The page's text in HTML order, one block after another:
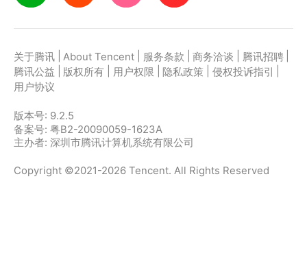
关于腾讯 About Tencent 服务条款 商务洽谈 腾讯招聘
腾讯公益
版权所有 用户权限 隐私政策 侵权投诉指引
用户协议
版本号: 9.2.5
备案号: 粤B2-20090059-1623A
主办者: 深圳市腾讯计算机系统有限公司
Copyright ©2021-2026 Tencent. All Rights Reserved